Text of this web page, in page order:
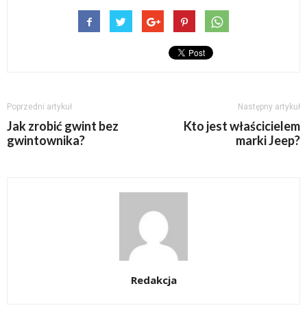
Poprzedni artykuł
Jak zrobić gwint bez
gwintownika?
Następny artykuł
Kto jest właścicielem
marki Jeep?
Redakcja